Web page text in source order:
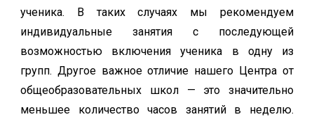
ученика. В таких случаях мы рекомендуем
индивидуальные занятия с последующей
возможностью включения ученика в одну из
групп. Другое важное отличие нашего Центра от
общеобразовательных школ — это значительно
меньшее количество часов занятий в неделю.